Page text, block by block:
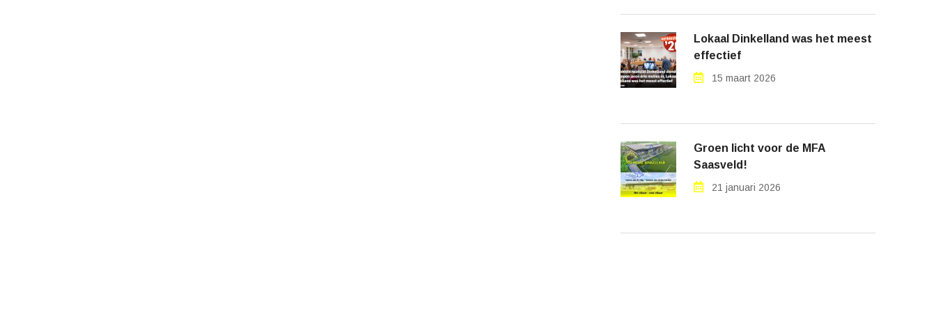
Lokaal Dinkelland was het meest
effectief
15 maart 2026
Groen licht voor de MFA
Saasveld!
21 januari 2026